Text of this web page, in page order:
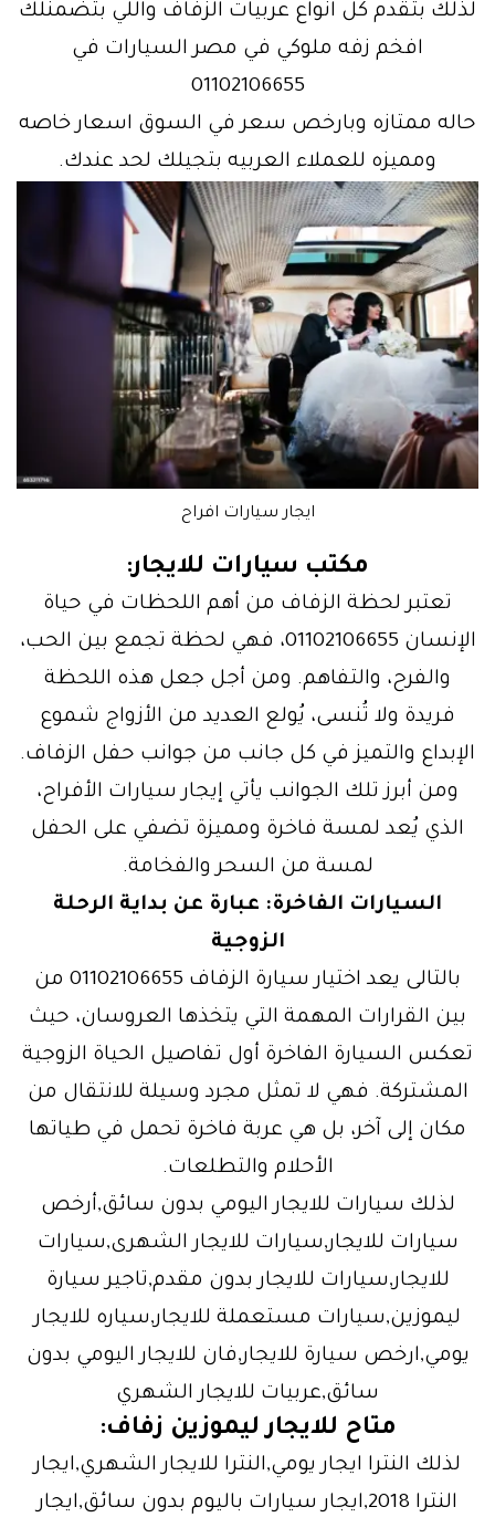
لذلك بتقدم كل انواع عربيات الزفاف واللي بتضمنلك
افخم زفه ملوكي في مصر السيارات في
01102106655
حاله ممتازه وبارخص سعر في السوق اسعار خاصه
ومميزه للعملاء العربيه بتجيلك لحد عندك.
ايجار سيارات افراح
مكتب سيارات للايجار:
تعتبر لحظة الزفاف من أهم اللحظات في حياة
الإنسان 01102106655، فهي لحظة تجمع بين الحب،
والفرح، والتفاهم. ومن أجل جعل هذه اللحظة
فريدة ولا تُنسى، يُولع العديد من الأزواج شموع
الإبداع والتميز في كل جانب من جوانب حفل الزفاف.
ومن أبرز تلك الجوانب يأتي إيجار سيارات الأفراح،
الذي يُعد لمسة فاخرة ومميزة تضفي على الحفل
لمسة من السحر والفخامة.
السيارات الفاخرة: عبارة عن بداية الرحلة
الزوجية
بالتالى يعد اختيار سيارة الزفاف 01102106655 من
بين القرارات المهمة التي يتخذها العروسان، حيث
تعكس السيارة الفاخرة أول تفاصيل الحياة الزوجية
المشتركة. فهي لا تمثل مجرد وسيلة للانتقال من
مكان إلى آخر، بل هي عربة فاخرة تحمل في طياتها
الأحلام والتطلعات.
لذلك سيارات للايجار اليومي بدون سائق,أرخص
سيارات للايجار,سيارات للايجار الشهرى,سيارات
للايجار,سيارات للايجار بدون مقدم,تاجير سيارة
ليموزين,سيارات مستعملة للايجار,سياره للايجار
يومي,ارخص سيارة للايجار,فان للايجار اليومي بدون
سائق,عربيات للايجار الشهري
متاح للايجار ليموزين زفاف:
لذلك النترا ايجار يومي,النترا للايجار الشهري,ايجار
النترا 2018,ايجار سيارات باليوم بدون سائق,ايجار